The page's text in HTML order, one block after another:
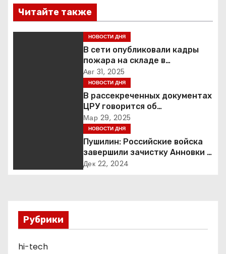
и
г
и
Читайте также
НОВОСТИ ДНЯ
В сети опубликовали кадры
пожара на складе в
подмосковной Балашихе
Авг 31, 2025
НОВОСТИ ДНЯ
В рассекреченных документах
ЦРУ говорится об
«обнаружении» Ковчега
Завета
Мар 29, 2025
НОВОСТИ ДНЯ
Пушилин: Российские войска
завершили зачистку Анновки в
ДНР
Дек 22, 2024
Рубрики
hi-tech